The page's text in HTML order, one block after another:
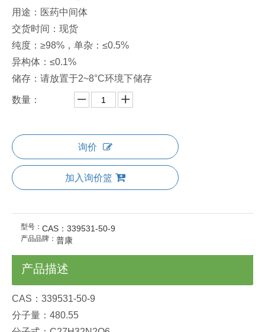
用途：医药中间体
交货时间：现货
纯度：≥98%，单杂：≤0.5%
异构体：≤0.1%
储存：请放置于2~8°C环境下储存
数量：
询价
加入询价篮
型号： CAS：339531-50-9
产品品牌： 普康
产品描述
CAS：339531-50-9
分子量：480.55